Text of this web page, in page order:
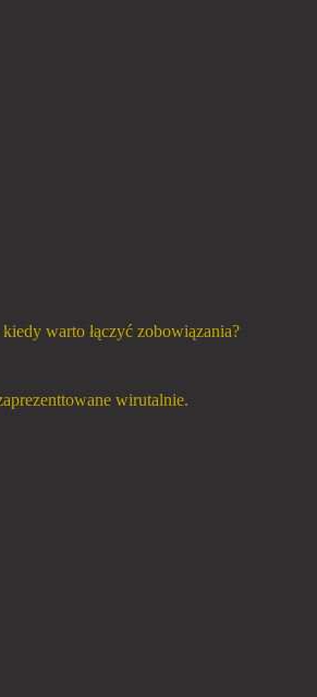
warto łączyć zobowiązania?